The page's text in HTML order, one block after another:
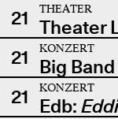
21
THEATER
Theater
21
KONZERT
Big
21
KONZERT
Edb: